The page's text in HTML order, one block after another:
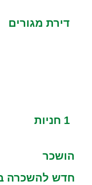
דירת מגורים
1 חניות
הושכר
חדש להשכרה